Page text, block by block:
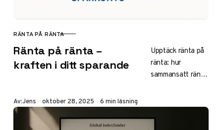
KATEGORI
RÄNTA PÅ RÄNTA
Ränta på ränta –
kraften i ditt sparande
Upptäck ränta på
ränta: hur
sammansatt ränta
tillväxt för ditt
sparande. Jämför
Av:Jens Publicerad
oktober 28, 2025 6 min läsning